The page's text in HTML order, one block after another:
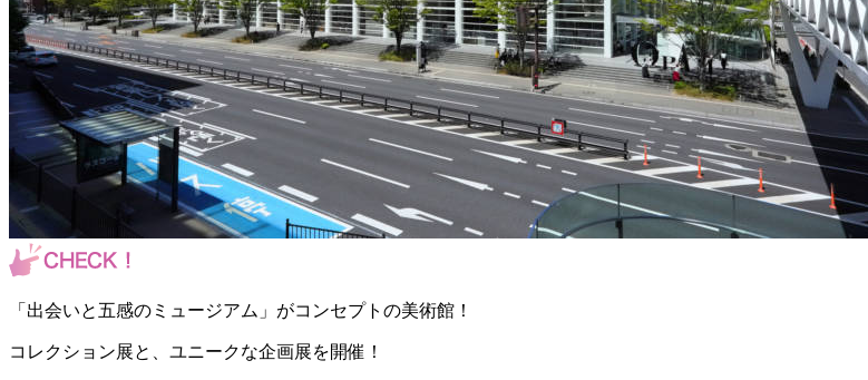
「出会いと五感のミュージアム」がコンセプトの美術館！
コレクション展と、ユニークな企画展を開催！